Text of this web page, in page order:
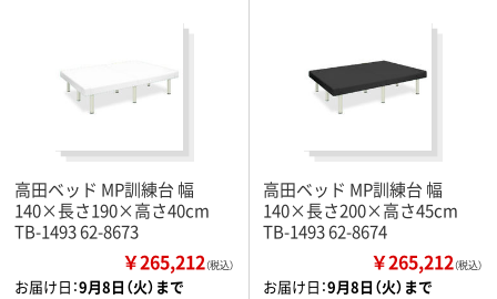
高田ベッド MP訓練台 幅
140×長さ190×高さ40cm
TB-1493 62-8673
￥265,212（税込）
お届け日：9月8日（火）まで
高田ベッド MP訓練台 幅
140×長さ200×高さ45cm
TB-1493 62-8674
￥265,212（税込）
お届け日：9月8日（火）まで